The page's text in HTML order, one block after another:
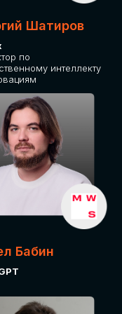
Шатиров
по
интеллекту
Бабин